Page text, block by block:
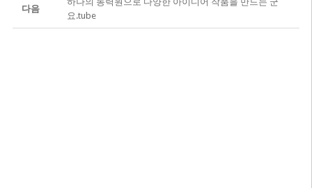
다음
요.tube